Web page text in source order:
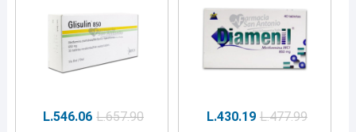
L.657.90
L.546.06 L.477.99
L.430.19